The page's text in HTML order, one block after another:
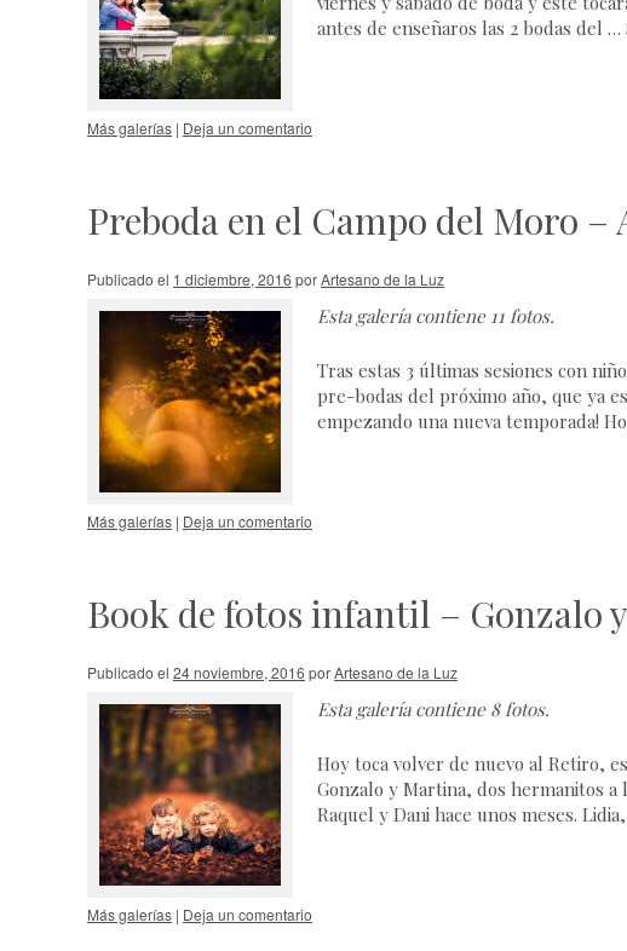
antes de enseñaros las 2 bodas del …
Más galerías | Deja un comentario
Preboda en el Campo del Moro
Publicado el 1 diciembre, 2016 porArtesano de la Luz
Esta galería contiene 11 fotos.
Tras estas 3 últimas sesiones con
pre-bodas del próximo año, que ya
empezando una nueva temporada!
Más galerías | Deja un comentario
Book de fotos infantil – Gonzalo
Publicado el 24 noviembre, 2016 porArtesano de la Luz
Esta galería contiene 8 fotos.
Hoy toca volver de nuevo al Retiro,
Gonzalo y Martina, dos hermanitos
Raquel y Dani hace unos meses.
Más galerías | Deja un comentario